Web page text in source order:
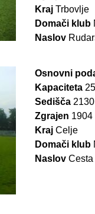
Kraj Trbovlje
Domači klub
Naslov
Osnovni
Kapaciteta
Sedišča 2130
Zgrajen 1904
Kraj Celje
Domači klub
Naslov